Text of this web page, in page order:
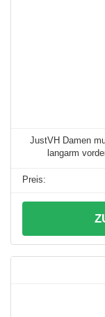
JustVH Damen
langarm